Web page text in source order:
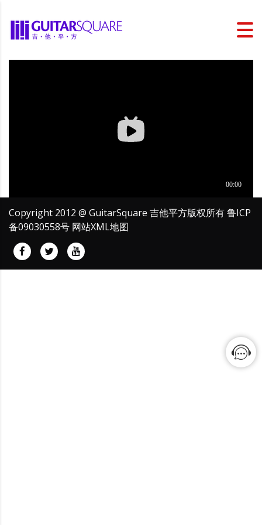
Copyright 2012 @ GuitarSquare 吉他平方版权所有鲁ICP
备09030558号 网站XML地图